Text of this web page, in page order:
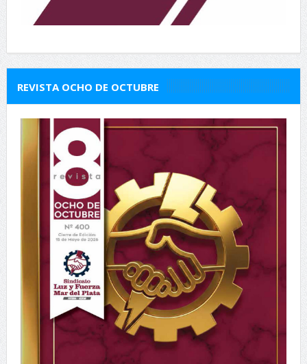
REVISTA OCHO DE OCTUBRE